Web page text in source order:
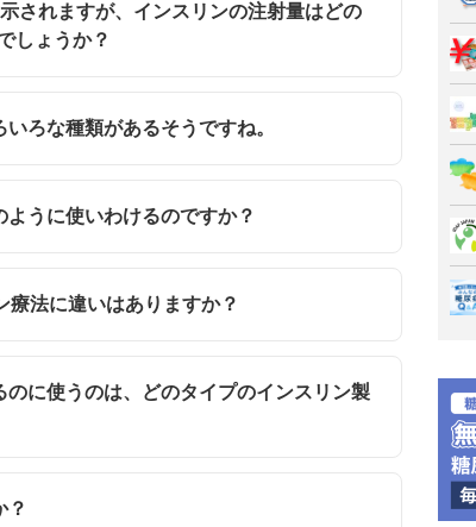
されますが、インスリンの注射量はどの
しょうか？
ろな種類があるそうですね。
うに使いわけるのですか？
法に違いはありますか？
に使うのは、どのタイプのインスリン製
？